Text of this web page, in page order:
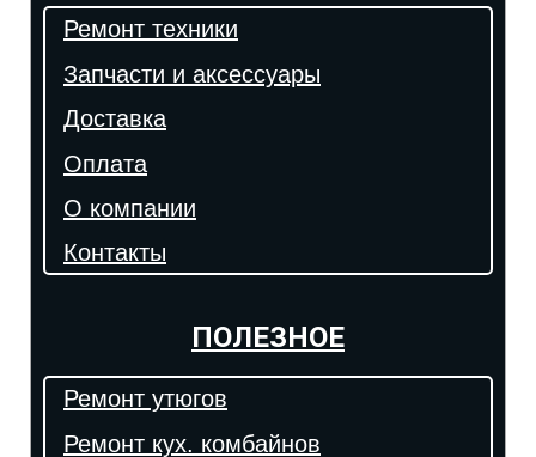
Ремонт техники
Запчасти и аксессуары
Доставка
Оплата
О компании
Контакты
ПОЛЕЗНОЕ
Ремонт утюгов
Ремонт кух. комбайнов